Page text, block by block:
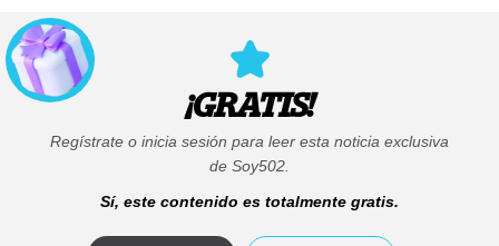
¡GRATIS!
Regístrate o inicia sesión para leer esta noticia exclusiva
de Soy502.
Sí, este contenido es totalmente gratis.